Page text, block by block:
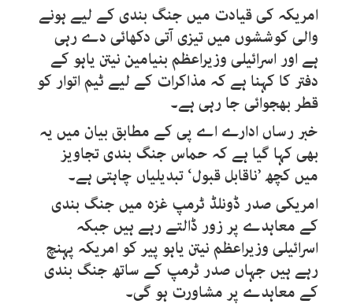
امریکہ کی قیادت میں جنگ بندی کے لیے ہونے
والی کوششوں میں تیزی آتی دکھائی دے رہی
ہے اور اسرائیلی وزیراعظم بنیامین نیتن یاہو کے
دفتر کا کہنا ہے کہ مذاکرات کے لیے ٹیم اتوار کو
قطر بھجوائی جا رہی ہے۔
خبر رساں ادارے اے پی کے مطابق بیان میں یہ
بھی کہا گیا ہے کہ حماس جنگ بندی تجاویز
میں کچھ ’ناقابل قبول‘ تبدیلیاں چاہتی ہے۔
امریکی صدر ڈونلڈ ٹرمپ غزہ میں جنگ بندی
کے معاہدے پر زور ڈالتے رہے ہیں جبکہ
اسرائیلی وزیراعظم نیتن یاہو پیر کو امریکہ پہنچ
رہے ہیں جہاں صدر ٹرمپ کے ساتھ جنگ بندی
کے معاہدے پر مشاورت ہو گی۔